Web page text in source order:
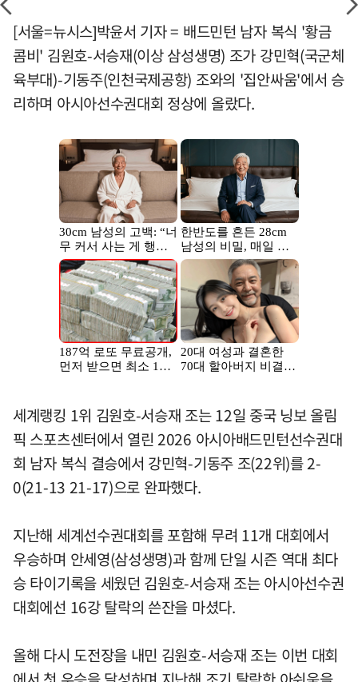
[서울=뉴시스]박윤서 기자 = 배드민턴 남자 복식 '황금
콤비' 김원호-서승재(이상 삼성생명) 조가 강민혁(국군체
육부대)-기동주(인천국제공항) 조와의 '집안싸움'에서 승
리하며 아시아선수권대회 정상에 올랐다.
세계랭킹 1위 김원호-서승재 조는 12일 중국 닝보 올림
픽 스포츠센터에서 열린 2026 아시아배드민턴선수권대
회 남자 복식 결승에서 강민혁-기동주 조(22위)를 2-
0(21-13 21-17)으로 완파했다.
지난해 세계선수권대회를 포함해 무려 11개 대회에서
우승하며 안세영(삼성생명)과 함께 단일 시즌 역대 최다
승 타이기록을 세웠던 김원호-서승재 조는 아시아선수권
대회에선 16강 탈락의 쓴잔을 마셨다.
올해 다시 도전장을 내민 김원호-서승재 조는 이번 대회